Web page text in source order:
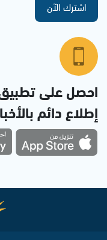
اشترك الآن
احصل على
إطلاع دائم